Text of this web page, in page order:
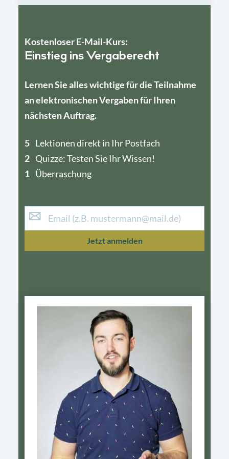
Kostenloser E-Mail-Kurs:
Einstieg ins Vergaberecht
Lernen Sie alles wichtige für die Teilnahme
an elektronischen Vergaben für Ihren
nächsten Auftrag.
5 Lektionen direkt in Ihr Postfach
2 Quizze: Testen Sie Ihr Wissen!
1 Überraschung
4
1
Jetzt anmelden